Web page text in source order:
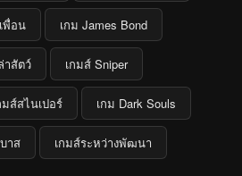
พื่อน เกม James Bond
าสัตว์ เกมส์ Sniper
มส์สไนเปอร์ เกม Dark Souls
าส เกมส์ระหว่างพัฒนา